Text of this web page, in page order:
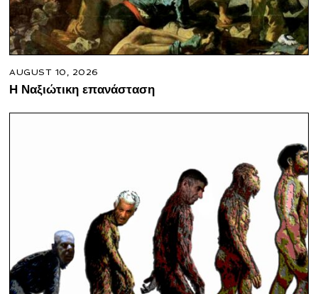
AUGUST 10, 2026
Η Ναξιώτικη επανάσταση